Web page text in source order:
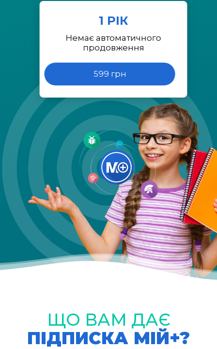
1 РІК
Немає автоматичного
продовження
599 грн
ЩО ВАМ ДАЄ
ПІДПИСКА МІЙ+?